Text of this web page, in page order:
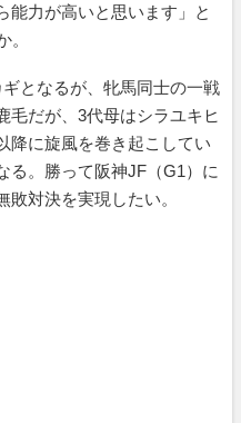
能力が高いと思います」と
。
となるが、牝馬同士の一戦
毛だが、3代母はシラユキヒ
降に旋風を巻き起こしてい
る。勝って阪神JF（G1）に
対決を実現したい。